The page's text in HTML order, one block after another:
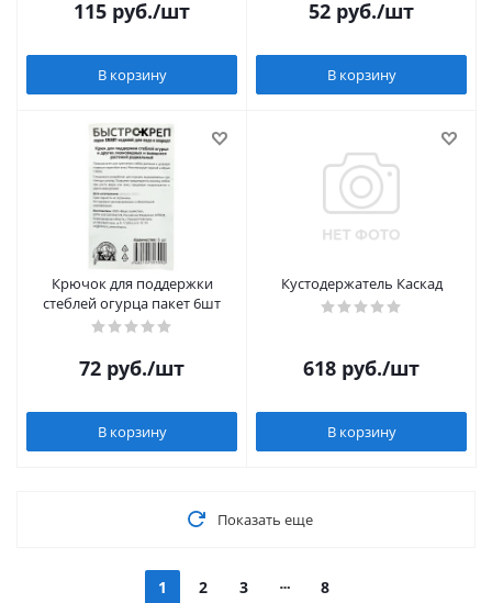
115 руб./шт
В корзину
52 руб./шт
В корзину
Крючок для поддержки
стеблей огурца пакет 6шт
72 руб./шт
В корзину
Кустодержатель Каскад
618 руб./шт
В корзину
Показать еще
1 2 3 8